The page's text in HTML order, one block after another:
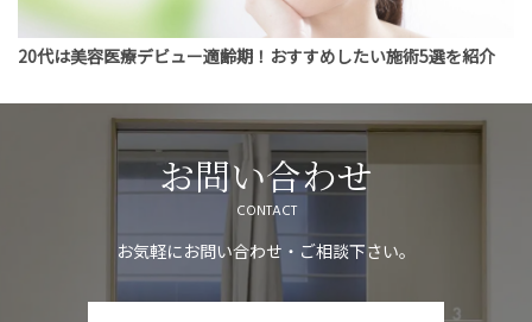
20代は美容医療デビュー適齢期！おすすめしたい施術5選を紹介
お問い合わせ
CONTACT
お気軽にお問い合わせ・ご相談下さい。